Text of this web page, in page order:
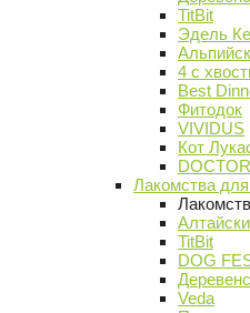
TitBit
Эдель
4 с
Best
Фитодок
VIVIDUS
Кот
Лакомства
TitBit
DOG
Veda